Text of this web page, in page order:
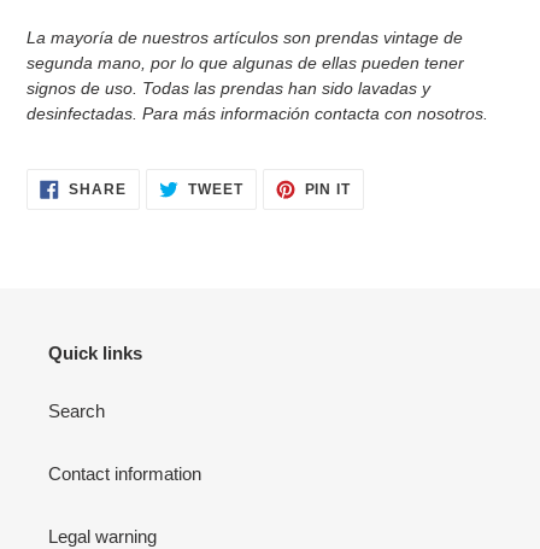
La mayoría de nuestros artículos son prendas vintage de
segunda mano, por lo que algunas de ellas pueden tener
signos de uso. Todas las prendas han sido lavadas y
desinfectadas. Para más información contacta con nosotros.
SHARESHARE TWEETTWEET
PIN ITPIN
Quick links
Search
Contact information
Legal warning